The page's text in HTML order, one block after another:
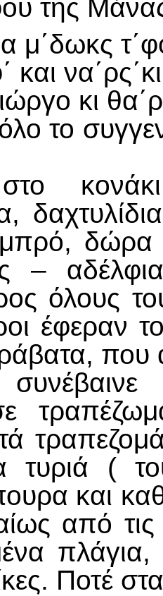
της
μ΄δωκς
και
κι
το
δώρα
–
όλους
έφεραν
που
τυριά (
και
από
Ποτέ